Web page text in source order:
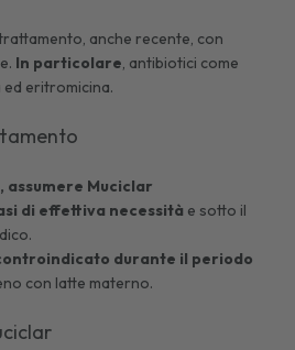
anche recente, con
In particolare, antibiotici come
ed eritromicina.
assumere Muciclar
di effettiva necessità e sotto il
durante il periodo
con latte materno.